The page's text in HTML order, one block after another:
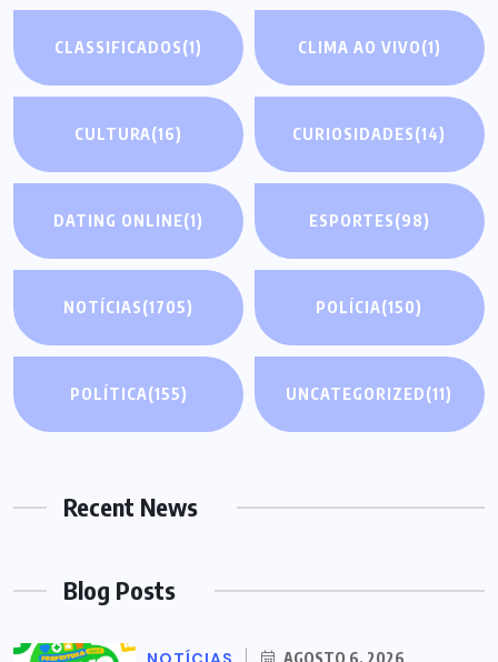
CLASSIFICADOS(1) CLIMA AO VIVO(1)
CULTURA(16) CURIOSIDADES(14)
DATING ONLINE(1) ESPORTES(98)
NOTÍCIAS(1705) POLÍCIA(150)
POLÍTICA(155) UNCATEGORIZED(11)
Recent News
Blog Posts
AGOSTO 6, 2026